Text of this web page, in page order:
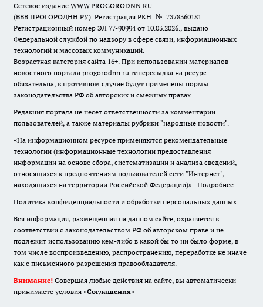
Сетевое издание WWW.PROGORODNN.RU
(ВВВ.ПРОГОРОДНН.РУ). Регистрация РКН: №: 7378360181.
Регистрационный номер ЭЛ 77-90994 от 10.03.2026., выдано
Федеральной службой по надзору в сфере связи, информационных
технологий и массовых коммуникаций.
Возрастная категория сайта 16+. При использовании материалов
новостного портала progorodnn.ru гиперссылка на ресурс
обязательна, в противном случае будут применены нормы
законодательства РФ об авторских и смежных правах.
Редакция портала не несет ответственности за комментарии
пользователей, а также материалы рубрики "народные новости".
«На информационном ресурсе применяются рекомендательные
технологии (информационные технологии предоставления
информации на основе сбора, систематизации и анализа сведений,
относящихся к предпочтениям пользователей сети "Интернет",
находящихся на территории Российской Федерации)». Подробнее
Политика конфиденциальности и обработки персональных данных
Вся информация, размещенная на данном сайте, охраняется в
соответствии с законодательством РФ об авторском праве и не
подлежит использованию кем-либо в какой бы то ни было форме, в
том числе воспроизведению, распространению, переработке не иначе
как с письменного разрешения правообладателя.
Внимание! Совершая любые действия на сайте, вы автоматически
принимаете условия «Cоглашения»